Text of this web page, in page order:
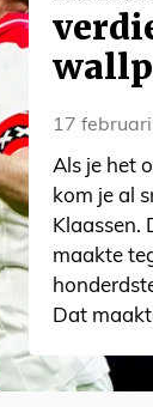
17
Als je het
kom je al
Klaassen.
maakte
Dat